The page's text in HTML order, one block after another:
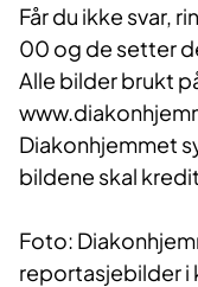
Får du ikke svar,
00 og de setter
​​Alle bilder brukt
Diakonhjemmet
bildene skal
Foto:
reportasjebilder i